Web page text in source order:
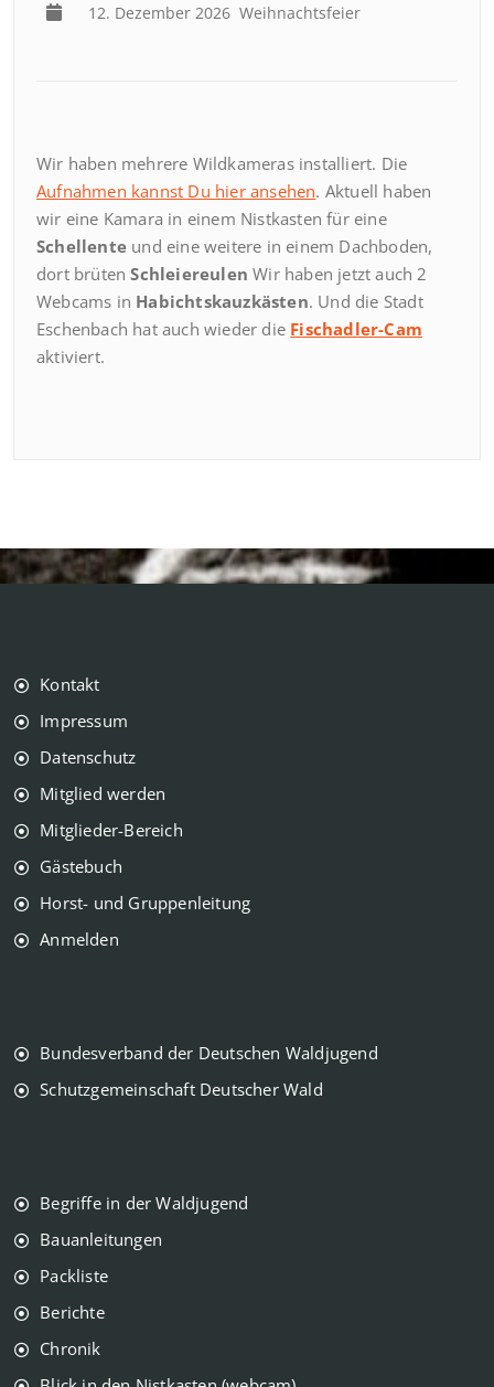
12. Dezember 2026 Weihnachtsfeier
Wir haben mehrere Wildkameras installiert. Die
Aufnahmen kannst Du hier ansehen. Aktuell haben
wir eine Kamara in einem Nistkasten für eine
Schellente und eine weitere in einem Dachboden,
dort brütenSchleiereulen Wir haben jetzt auch 2
Webcams in Habichtskauzkästen. Und die Stadt
Eschenbach hat auch wieder die Fischadler-Cam
aktiviert.
Kontakt
Impressum
Datenschutz
Mitglied werden
Mitglieder-Bereich
Gästebuch
Horst- und Gruppenleitung
Anmelden
Bundesverband der Deutschen Waldjugend
Schutzgemeinschaft Deutscher Wald
Begriffe in der Waldjugend
Bauanleitungen
Packliste
Berichte
Chronik